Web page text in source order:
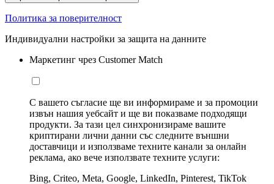
Политика за поверителност
Индивидуални настройки за защита на данните
Маркетинг чрез Customer Match
С вашето съгласие ще ви информираме и за промоции
извън нашия уебсайт и ще ви показваме подходящи
продукти. За тази цел синхронизираме вашите
криптирани лични данни със следните външни
доставчици и използваме техните канали за онлайн
реклама, ако вече използвате техните услуги:
Bing, Criteo, Meta, Google, LinkedIn, Pinterest, TikTok